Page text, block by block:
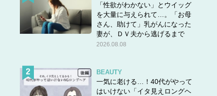
「性欲がわかない」とウイッグ
を大量に与えられて…。「お母
さん、助けて」乳がんになった
妻が、ＤＶ夫から逃げるまで
2026.08.08
BEAUTY
一気に老ける…！40代がやって
はいけない「イタ見えロングヘ